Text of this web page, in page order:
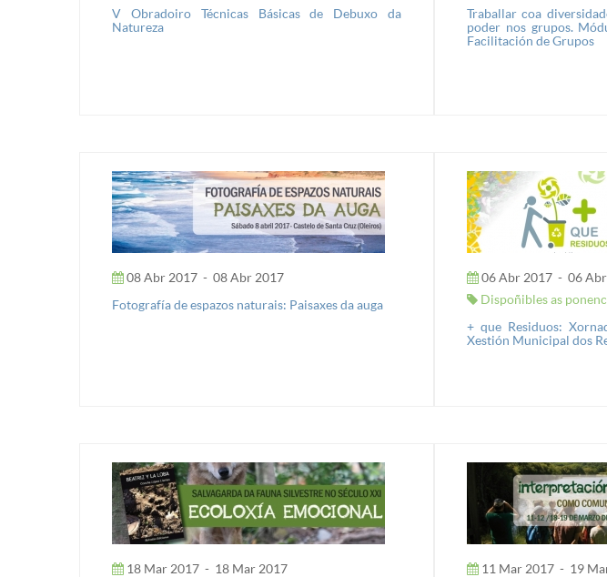
V Obradoiro Técnicas Básicas de Debuxo da
Natureza
Traballar coa
poder nos grupos.
Facilitación de Grupos
08 Abr 2017 - 08 Abr 2017
Fotografía de espazos naturais: Paisaxes da auga
06 Abr 2017 - 06
Dispoñibles as
+ que Residuos:
Xestión Municipal dos
18 Mar 2017 - 18 Mar 2017
11 Mar 2017 - 19